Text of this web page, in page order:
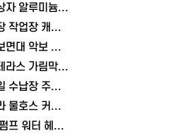
휴대용 응급키트 약상자 알루미늄 상비약 보관함 가정용 구급함 약통 여바라
투명천막 풀세트 공장 작업장 캐노피 접이식 천막 3x4.5m, 올투명
접이식 악보거치대 보면대 악보 전문가용 교회 공연 스탠드 휴대용 여바라
사생활보호 다용도 테라스 가림막 3M 발코니가림막 난간 가리개 베란다 여바라
무타공 슬라이딩 레일 수납장 주방 양념통 조미료통 부착식 씽크대 정리대 선반
수도꼭지 호스 여바라 물호스 커넥터 부품 국산 어댑터 연결탭
셀프락 수도관 첼라 펌프 워터 헤드 플라이어 배관 슬림 여바라